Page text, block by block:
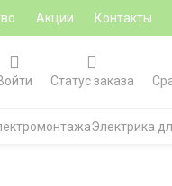
Акции Контакты
Статус заказа
Электрика